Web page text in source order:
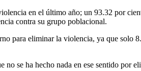
en el último año; un 93.32 por
contra su grupo poblacional.
para eliminar la violencia, ya que solo
se ha hecho nada en ese sentido por